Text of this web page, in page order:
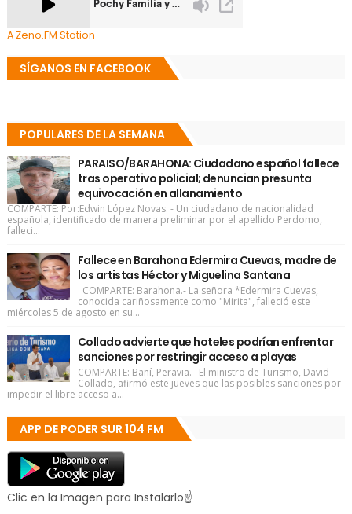
A Zeno.FM Station
SÍGANOS EN FACEBOOK
POPULARES DE LA SEMANA
PARAISO/BARAHONA: Ciudadano español fallece
tras operativo policial; denuncian presunta
equivocación en allanamiento
COMPARTE: Por:Edwin López Novas. - Un ciudadano de nacionalidad
española, identificado de manera preliminar por el apellido Perdomo,
falleci...
Fallece en Barahona Edermira Cuevas, madre de
los artistas Héctor y Miguelina Santana
COMPARTE: Barahona.- La señora *Edermira Cuevas,
conocida cariñosamente como "Mirita", falleció este
miércoles 5 de agosto en su...
Collado advierte que hoteles podrían enfrentar
sanciones por restringir acceso a playas
COMPARTE: Baní, Peravia.– El ministro de Turismo, David
Collado, afirmó este jueves que las posibles sanciones por
impedir el libre acceso a...
APP DE PODER SUR 104 FM
Clic en la Imagen para Instalarlo☝